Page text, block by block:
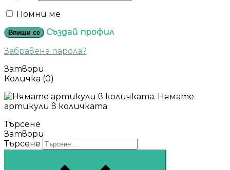
Помни ме
Впиши се
Създай профил
Забравена парола?
Затвори
Количка (0)
Нямате
артикули в количката.
Търсене
Затвори
Търсене